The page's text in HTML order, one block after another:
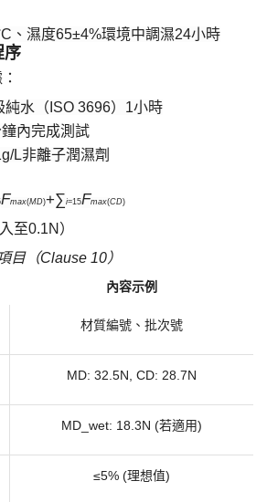
、濕度65±4%環境中調濕24小時
序​
純水（ISO 3696）1小時
內完成測試
L非離子潤濕劑
Fmax(MD)+∑i=15Fmax(CD)
至0.1N）
目（Clause 10）
內容示例
材質編號、批次號
MD: 32.5N, CD: 28.7N
MD_wet: 18.3N (若適用)
≤5% (理想值)